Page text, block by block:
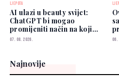
LJEPOTA
AI ulazi u beauty svijet:
ChatGPT bi mogao
promijeniti način na koji
biramo šminku
07. 08. 2026. 06.
Najnovije